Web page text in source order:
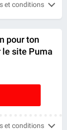
et conditions
pour ton
site Puma
et conditions